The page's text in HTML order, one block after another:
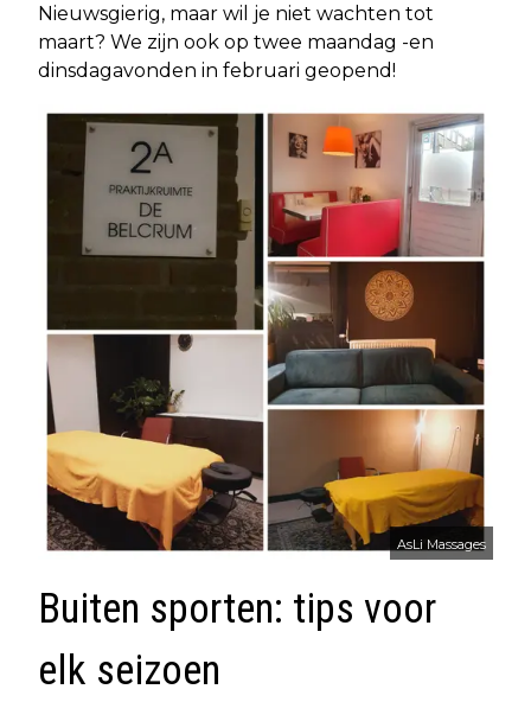
Nieuwsgierig, maar wil je niet wachten tot
maart? We zijn ook op twee maandag -en
dinsdagavonden in februari geopend!
AsLi Massages
Buiten sporten: tips voor
elk seizoen